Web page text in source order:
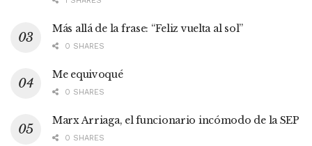
Más allá de la frase: “Feliz vuelta al sol”
0 SHARES
Me equivoqué
0 SHARES
Marx Arriaga, el funcionario incómodo de la SEP
0 SHARES